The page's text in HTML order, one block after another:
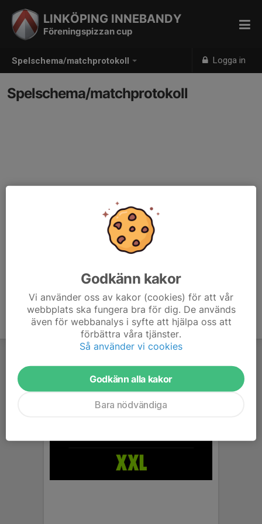
Spelschema/matchprotokoll Logga in
LINKÖPING INNEBANDY
Föreningspizzan cup
Spelschema/matchprotokoll
Godkänn kakor
Vi använder oss av kakor (cookies) för att vår
webbplats ska fungera bra för dig. De används
även för webbanalys i syfte att hjälpa oss att
förbättra våra tjänster.
Så använder vi cookies
Godkänn alla kakor
Bara nödvändiga